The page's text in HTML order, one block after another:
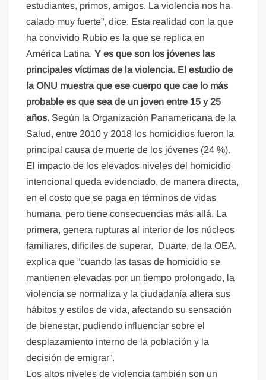
estudiantes, primos, amigos. La violencia nos ha
calado muy fuerte”, dice. Esta realidad con la que
ha convivido Rubio es la que se replica en
América Latina.Y es que son los jóvenes las
principales víctimas de la violencia. El estudio de
la ONU muestra que ese cuerpo que cae lo más
probable es que sea de un joven entre 15 y 25
años. Según la Organización Panamericana de la
Salud, entre 2010 y 2018 los homicidios fueron la
principal causa de muerte de los jóvenes (24 %).
El impacto de los elevados niveles del homicidio
intencional queda evidenciado, de manera directa,
en el costo que se paga en términos de vidas
humana, pero tiene consecuencias más allá. La
primera, genera rupturas al interior de los núcleos
familiares, difíciles de superar. Duarte, de la OEA,
explica que “cuando las tasas de homicidio se
mantienen elevadas por un tiempo prolongado, la
violencia se normaliza y la ciudadanía altera sus
hábitos y estilos de vida, afectando su sensación
de bienestar, pudiendo influenciar sobre el
desplazamiento interno de la población y la
decisión de emigrar”.
Los altos niveles de violencia también son un